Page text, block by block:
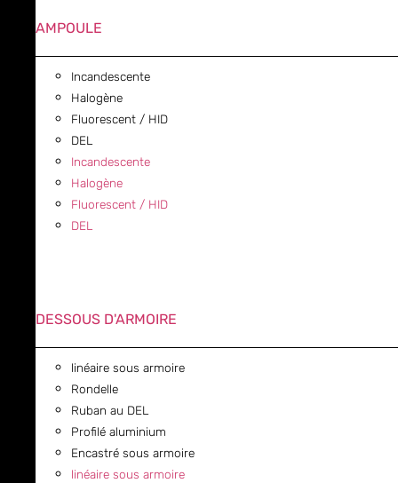
AMPOULE
Incandescente
Halogène
Fluorescent / HID
DEL
Incandescente
Halogène
Fluorescent / HID
DEL
DESSOUS D'ARMOIRE
linéaire sous armoire
Rondelle
Ruban au DEL
Profilé aluminium
Encastré sous armoire
linéaire sous armoire